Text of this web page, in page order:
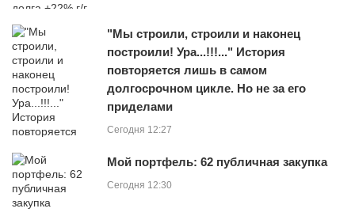
"Мы строили, строили и наконец
построили! Ура...!!!..." История
повторяется лишь в самом
долгосрочном цикле. Но не за его
приделами
Сегодня 12:27
Мой портфель: 62 публичная закупка
Сегодня 12:30